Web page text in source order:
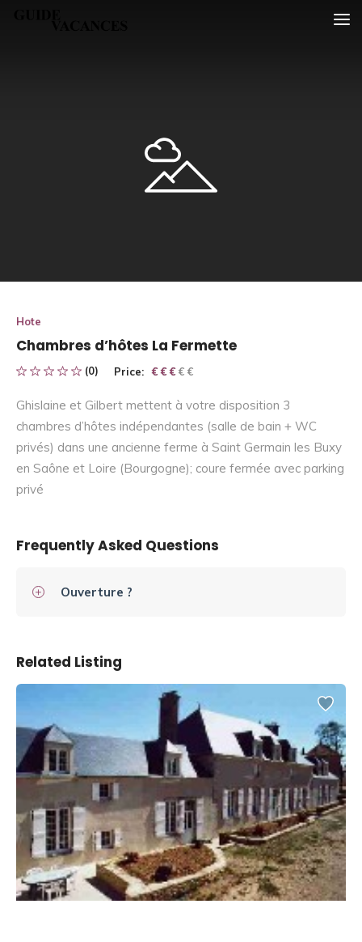
Hote
Chambres d’hôtes La Fermette
(0) Price: € € € € €
€ € €
Ghislaine et Gilbert mettent à votre disposition 3
chambres d’hôtes indépendantes (salle de bain + WC
privés) dans une ancienne ferme à Saint Germain les Buxy
en Saône et Loire (Bourgogne); coure fermée avec parking
privé
Frequently Asked Questions
Ouverture ?
Related Listing